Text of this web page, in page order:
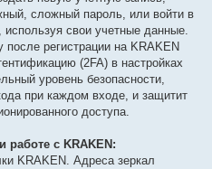
сложный пароль, или войти в
свои учетные данные.
регистрации на KRAKEN
(2FA) в настройках
уровень безопасности,
при каждом входе, и защитит
доступа.
работе с KRAKEN:
KRAKEN. Адреса зеркал